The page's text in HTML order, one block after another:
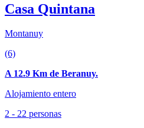
Casa Quintana
Montanuy
(6)
A 12.9 Km de Beranuy.
Alojamiento entero
2 - 22 personas